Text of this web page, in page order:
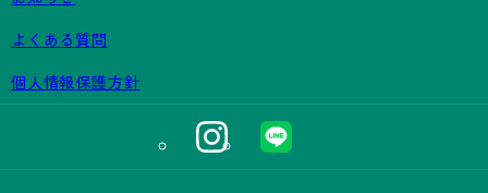
よくある質問
個人情報保護方針